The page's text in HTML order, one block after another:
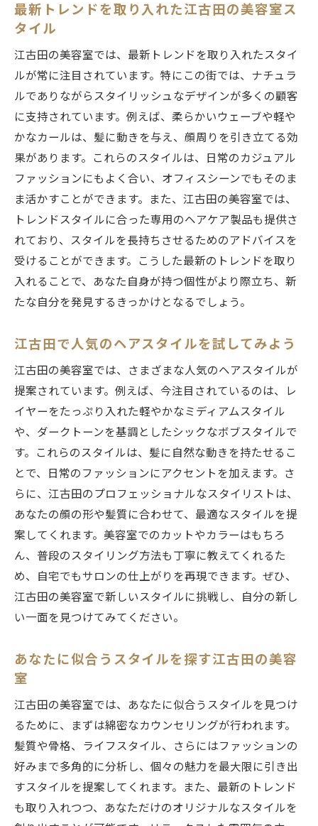
びで新しい魅力を引き出す
の特徴
スタイリストと共に新たな魅力を発見する
江古田のサロン
江古田の美容室で受けるプロの技術とは
江古田の美容室で新しい魅力を引き出すた
プロフェッショナルが提案する江古田の最
新スタイル
江古田での美容室体験がもたらす新しい魅
力
東京都江古田の美容室で過ごす特別な時間自分
を見つめ直すスタイリング
スタイム
江古田の美容室で感じる特別なひととき
新たな自分を見つける江古田の美容室での
時間
江古田での美容室体験が与える心のリフレ
ッシュ
スタイリストと共に過ごす江古田の美容室
での時間
江古田の美容室で自分を見つめ直すための
コツ
江古田の美容室での出会いがもたらす新し
日常をリフレッシュする江古田の美容室ス
江古田の美容室での体験が変える毎日のス
タイル
新しい出会いが待つ江古田の美容室でのひ
ととき
江古田のスタイリングで日々を輝かせる
美容室での新しい出会いが広がる江古田の
最新トレンドを取り入れた江古田の美容室ス
タイル
江古田の美容室では、最新トレンドを取り入れたスタイ
ルが常に注目されています。特にこの街では、ナチュラ
ルでありながらスタイリッシュなデザインが多くの顧客
に支持されています。例えば、柔らかいウェーブや軽や
かなカールは、髪に動きを与え、顔周りを引き立てる効
果があります。これらのスタイルは、日常のカジュアル
ファッションにもよく合い、オフィスシーンでもそのま
ま活かすことができます。また、江古田の美容室では、
トレンドスタイルに合った専用のヘアケア製品も提供さ
れており、スタイルを長持ちさせるためのアドバイスを
受けることができます。こうした最新のトレンドを取り
入れることで、あなた自身が持つ個性がより際立ち、新
たな自分を発見するきっかけとなるでしょう。
江古田で人気のヘアスタイルを試してみよう
江古田の美容室では、さまざまな人気のヘアスタイルが
提案されています。例えば、今注目されているのは、レ
イヤーをたっぷり入れた軽やかなミディアムスタイル
や、ダークトーンを基調としたシックなボブスタイルで
す。これらのスタイルは、髪に自然な動きを持たせるこ
とで、日常のファッションにアクセントを加えます。さ
らに、江古田のプロフェッショナルなスタイリストは、
あなたの顔の形や髪質に合わせて、最適なスタイルを提
案してくれます。美容室でのカットやカラーはもちろ
ん、普段のスタイリング方法も丁寧に教えてくれるた
め、自宅でもサロンの仕上がりを再現できます。ぜひ、
江古田の美容室で新しいスタイルに挑戦し、自分の新し
い一面を見つけてみてください。
あなたに似合うスタイルを探す江古田の美容
室
江古田の美容室では、あなたに似合うスタイルを見つけ
るために、まずは綿密なカウンセリングが行われます。
髪質や骨格、ライフスタイル、さらにはファッションの
好みまで多角的に分析し、個々の魅力を最大限に引き出
すスタイルを提案してくれます。また、最新のトレンド
も取り入れつつ、あなただけのオリジナルなスタイルを